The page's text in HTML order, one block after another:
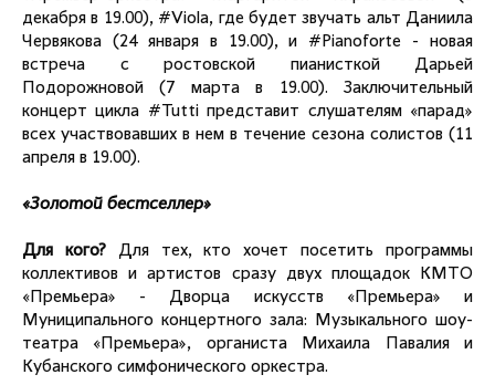
декабря в 19.00), #Viola, где будет звучать альт Даниила
Червякова (24 января в 19.00), и #Pianoforte - новая
встреча с ростовской пианисткой Дарьей
Подорожновой (7 марта в 19.00). Заключительный
концерт цикла #Tutti представит слушателям «парад»
всех участвовавших в нем в течение сезона солистов (11
апреля в 19.00).
«Золотой бестселлер»
Для кого?Для тех, кто хочет посетить программы
коллективов и артистов сразу двух площадок КМТО
«Премьера» - Дворца искусств «Премьера» и
Муниципального концертного зала: Музыкального шоу-
театра «Премьера», органиста Михаила Павалия и
Кубанского симфонического оркестра.